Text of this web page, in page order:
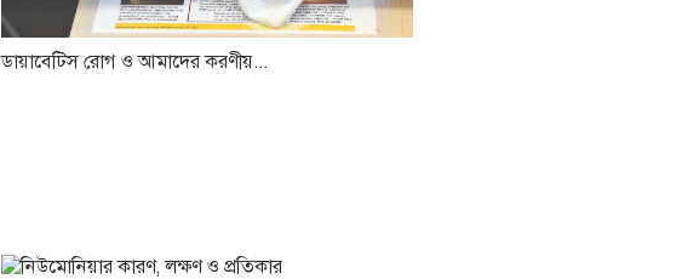
ডায়াবেটিস রোগ ও আমাদের করণীয়...